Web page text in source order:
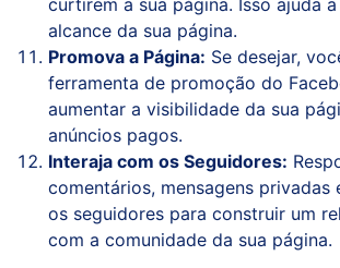
curtirem a sua página. Isso ajuda
alcance da sua página.
Promova a Página: Se desejar,
ferramenta de promoção do
aumentar a visibilidade da sua
anúncios pagos.
Interaja com os Seguidores:
comentários, mensagens privadas
os seguidores para construir um
com a comunidade da sua página.